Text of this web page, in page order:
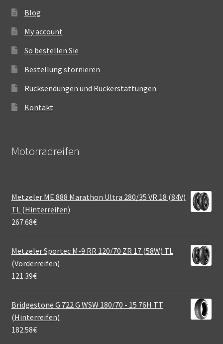
Blog
My account
So bestellen Sie
Bestellung stornieren
Rücksendungen und Rückerstattungen
Kontakt
Motorradreifen
Metzeler ME 888 Marathon Ultra 280/35 VR 18 (84V)
TL (Hinterreifen)
267.68€
Metzeler Sportec M-9 RR 120/70 ZR 17 (58W) TL
(Vorderreifen)
121.39€
Bridgestone G 722 G WSW 180/70 - 15 76H TT
(Hinterreifen)
182.58€